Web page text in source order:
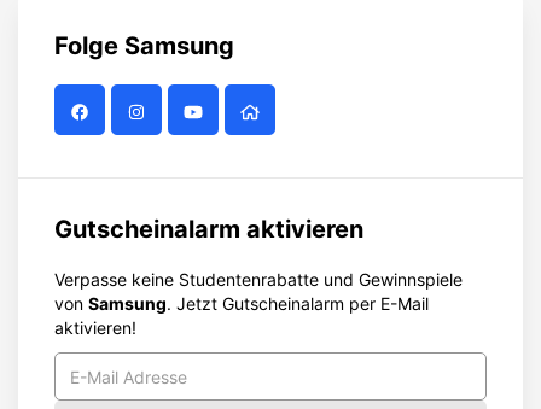
Folge Samsung
Gutscheinalarm aktivieren
Verpasse keine Studentenrabatte und Gewinnspiele
von Samsung. Jetzt Gutscheinalarm per E-Mail
aktivieren!